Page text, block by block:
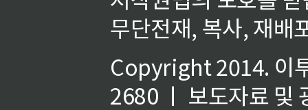
무단전재, 복사, 재배
Copyright 2014. 이
2680 ㅣ 보도자료